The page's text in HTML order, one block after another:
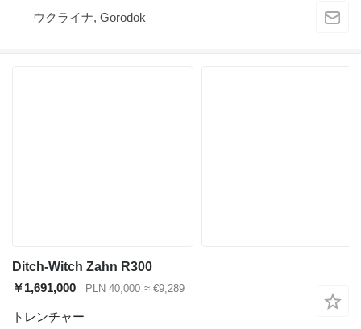
ウクライナ, Gorodok
Ditch-Witch Zahn R300
￥1,691,000
PLN 40,000 ≈ €9,289
トレンチャー